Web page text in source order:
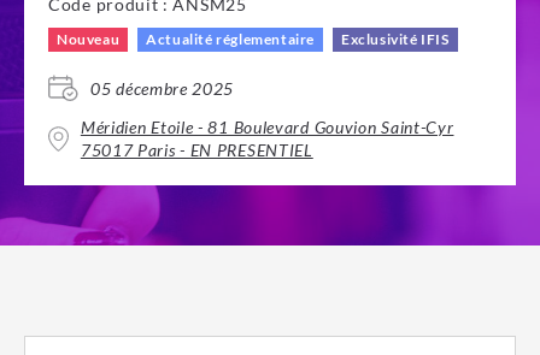
Code produit : ANSM25
Nouveau Actualité réglementaire Exclusivité IFIS
05 décembre 2025
Méridien Etoile - 81 Boulevard Gouvion Saint-Cyr
75017 Paris - EN PRESENTIEL